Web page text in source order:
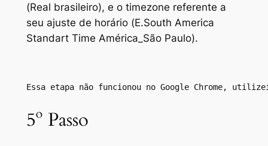
(Real brasileiro), e o timezone referente a
seu ajuste de horário (E.South America
Standart Time América_São Paulo).
Essa etapa não funcionou no Google Chrome,
5º Passo